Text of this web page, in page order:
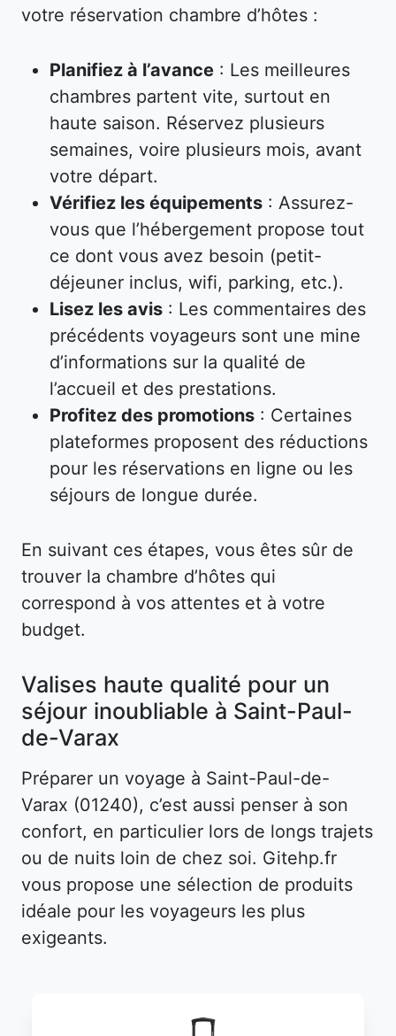
votre réservation chambre d’hôtes :
Planifiez à l’avance : Les meilleures
chambres partent vite, surtout en
haute saison. Réservez plusieurs
semaines, voire plusieurs mois, avant
votre départ.
Vérifiez les équipements : Assurez-
vous que l’hébergement propose tout
ce dont vous avez besoin (petit-
déjeuner inclus, wifi, parking, etc.).
Lisez les avis : Les commentaires des
précédents voyageurs sont une mine
d’informations sur la qualité de
l’accueil et des prestations.
Profitez des promotions : Certaines
plateformes proposent des réductions
pour les réservations en ligne ou les
séjours de longue durée.
En suivant ces étapes, vous êtes sûr de
trouver la chambre d’hôtes qui
correspond à vos attentes et à votre
budget.
Valises haute qualité pour un
séjour inoubliable à Saint-Paul-
de-Varax
Préparer un voyage à Saint-Paul-de-
Varax (01240), c’est aussi penser à son
confort, en particulier lors de longs trajets
ou de nuits loin de chez soi. Gitehp.fr
vous propose une sélection de produits
idéale pour les voyageurs les plus
exigeants.